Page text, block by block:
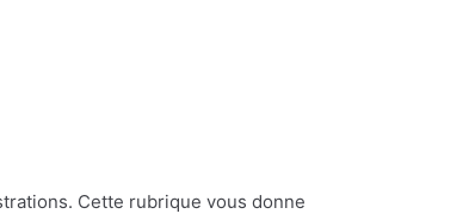
Cette rubrique vous donne